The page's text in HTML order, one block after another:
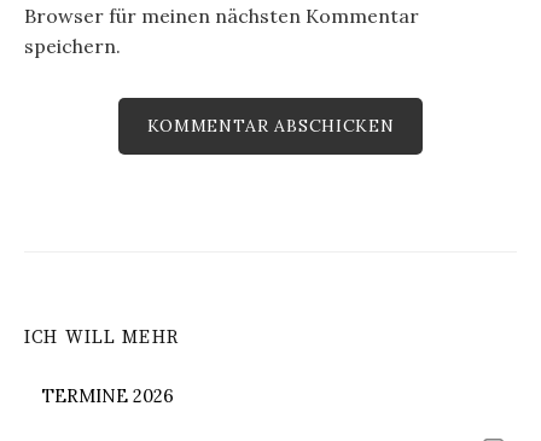
Browser für meinen nächsten Kommentar
speichern.
ICH WILL MEHR
TERMINE 2026